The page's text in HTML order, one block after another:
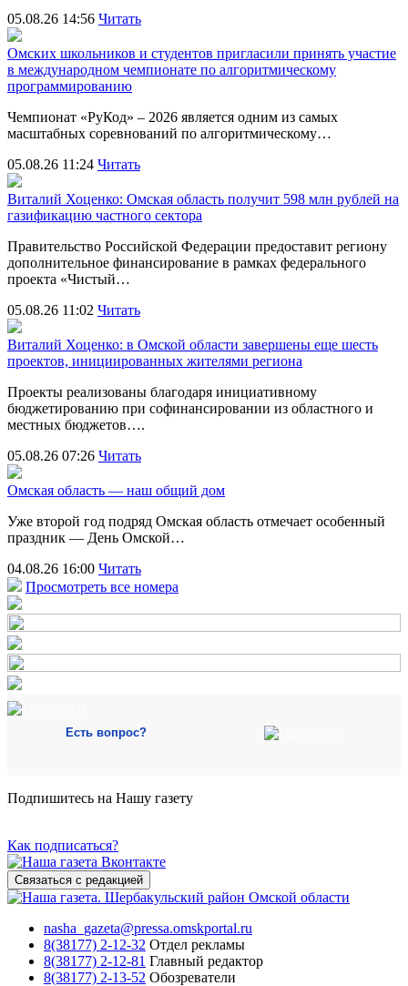
05.08.26 14:56 Читать
Омских школьников и студентов пригласили принять участие
в международном чемпионате по алгоритмическому
программированию
Чемпионат «РуКод» – 2026 является одним из самых
масштабных соревнований по алгоритмическому…
05.08.26 11:24 Читать
Виталий Хоценко: Омская область получит 598 млн рублей на
газификацию частного сектора
Правительство Российской Федерации предоставит региону
дополнительное финансирование в рамках федерального
проекта «Чистый…
05.08.26 11:02 Читать
Виталий Хоценко: в Омской области завершены еще шесть
проектов, инициированных жителями региона
Проекты реализованы благодаря инициативному
бюджетированию при софинансировании из областного и
местных бюджетов….
05.08.26 07:26 Читать
Омская область — наш общий дом
Уже второй год подряд Омская область отмечает особенный
праздник — День Омской…
04.08.26 16:00 Читать
Просмотреть все номера
Есть вопрос?
Подпишитесь на Нашу газету
Как подписаться?
Связаться с редакцией
nasha_gazeta@pressa.omskportal.ru
8(38177) 2-12-32 Отдел рекламы
8(38177) 2-12-81 Главный редактор
8(38177) 2-13-52 Обозреватели